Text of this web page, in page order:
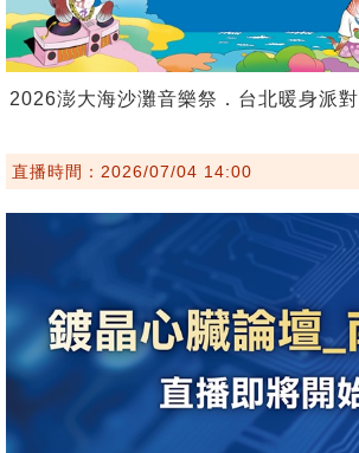
2026澎大海沙灘音樂祭．台北暖身派對
直播時間：2026/07/04 14:00